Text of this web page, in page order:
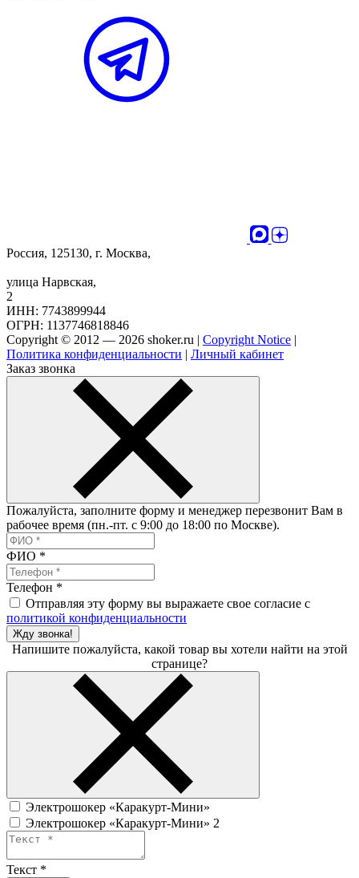
Россия, 125130, г. Москва,
улица Нарвская,
2
ИНН: 7743899944
ОГРН: 1137746818846
Copyright © 2012 — 2026 shoker.ru | Copyright Notice |
Политика конфиденциальности | Личный кабинет
Заказ звонка
Пожалуйста, заполните форму и менеджер перезвонит Вам в
рабочее время (пн.-пт. с 9:00 до 18:00 по Москве).
ФИО *
Телефон *
Отправляя эту форму вы выражаете свое согласие с
политикой конфиденциальности
Жду звонка!
Напишите пожалуйста, какой товар вы хотели найти на этой
странице?
Электрошокер «Каракурт-Мини»
Электрошокер «Каракурт-Мини» 2
Текст *